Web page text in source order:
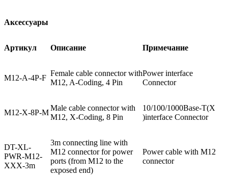
Аксессуары
Артикул Описание Примечание
M12-A-4P-F
Female cable connector with
M12, A-Coding, 4 Pin
Power interface
Connector
M12-X-8P-M
Male cable connector with
M12, X-Coding, 8 Pin
10/100/1000Base-T(X
)interface Connector
DT-XL-
PWR-M12-
XXX-3m
3m connecting line with
M12 connector for power
ports (from M12 to the
exposed end)
Power cable with M12
connector